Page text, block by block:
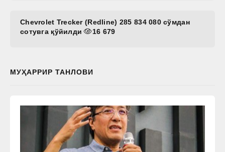
Chevrolet Trecker (Redline) 285 834 080 сўмдан
сотувга қўйилди
16 679
МУҲАРРИР ТАНЛОВИ